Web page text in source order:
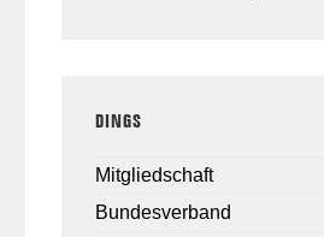
DINGS
Mitgliedschaft
Bundesverband